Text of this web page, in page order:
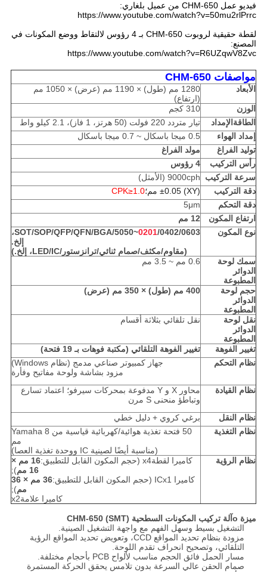
فيديو عمل CHM-650 من عميل بلغاري:
https://www.youtube.com/watch?v=50mu2rlPrrc
لقطة حقيقية لروبوت CHM-650 بـ 4 رؤوس لالتقاط ووضع المكونات في
المصنع:
https://www.youtube.com/watch?v=R6UZqwV8Zvc
مواصفات CHM-650
الأبعاد
1280 مم (طول) × 1190 مم (عرض) × 1050 مم
(ارتفاع)
الوزن
310 كجم
الطاقة الإمداد
تيار متردد 220 فولت (50 هرتز، 1 فاز)، 2.1 كيلو واط
إمداد الهواء
0.5 ميجا باسكال ~ 0.7 ميجا باسكال
توليد الفراغ
مولد الفراغ
رأس التركيب
4 رؤوس
سرعة التركيب
9000cph (الأمثل)
دقة التركيب
(XY) ±0.05 مم؛
CPK≥1.0
دقة التحكم
5μm
ارتفاع المكون
12 مم
نوع المكون
0201
/0402/0603~5050/SOT/SOP/QFP/QFN/BGA،
إلخ.
(مقاوم/مكثف/صمام ثنائي/ترانزستور/LED/IC، إلخ.)
سمك لوحة
الدوائر
المطبوعة
0.6 مم ~ 3.5 مم
حجم لوحة
الدوائر
المطبوعة
400 مم (طول) × 350 مم (عرض)
نقل لوحة
الدوائر
المطبوعة
نقل تلقائي بثلاثة أقسام
تغيير الفوهة
تغيير الفوهة التلقائي (مكتبة فوهات بـ 19 فتحة)
نظام التحكم
جهاز كمبيوتر صناعي مدمج (نظام Windows)
مزود بشاشة ولوحة مفاتيح وفأرة
نظام القيادة
محاور X و Y مدفوعة بمحركات سيرفو؛ اعتماد تسارع
وتباطؤ منحنى S مرن
نظام النقل
برغي كروي + دليل خطي
نظام التغذية
50 فتحة تغذية هوائية/كهربائية قياسية من Yamaha 8
مم
(مناسبة أيضًا لصينية IC ووحدة تغذية العصا)
نظام الرؤية
كاميرا لقطةx4 (حجم المكون القابل للتطبيق:
16 مم ×
16 مم
);
كاميرا ICx1 (حجم المكون القابل للتطبيق:
36 مم × 36
مم);
كاميرا علامةx2
ميزة o
آلة تركيب المكونات السطحية (SMT) CHM-650
التشغيل بسيط وسهل الفهم مع واجهة التشغيل الصينية.
مزودة بنظام تحديد المواقع CCD، وتعويض تحديد المواقع الرؤية
التلقائي، وتصحيح انحراف تقدم اللوحة.
مسار الحمل فائق الحجم مناسب لألواح PCB بأحجام مختلفة.
صمام الحقن عالي السرعة بدون تلامس يحقق الحركة المستمرة